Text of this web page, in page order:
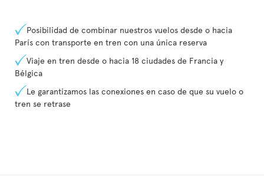
Posibilidad de combinar nuestros vuelos desde o hacia
París con transporte en tren con una única reserva
Viaje en tren desde o hacia 18 ciudades de Francia y
Bélgica
Le garantizamos las conexiones en caso de que su vuelo o
tren se retrase